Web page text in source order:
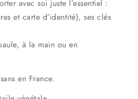
avec soi juste l’essentiel :
et carte d’identité), ses clés
à la main ou en
en France.